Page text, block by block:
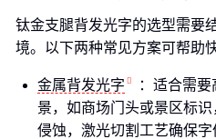
钛金支腿背发光字的选型需要
境。以下两种常见方案可帮助
金属背发光字
：适合需
景，如商场门头或景区标
侵蚀，激光切割工艺确保字